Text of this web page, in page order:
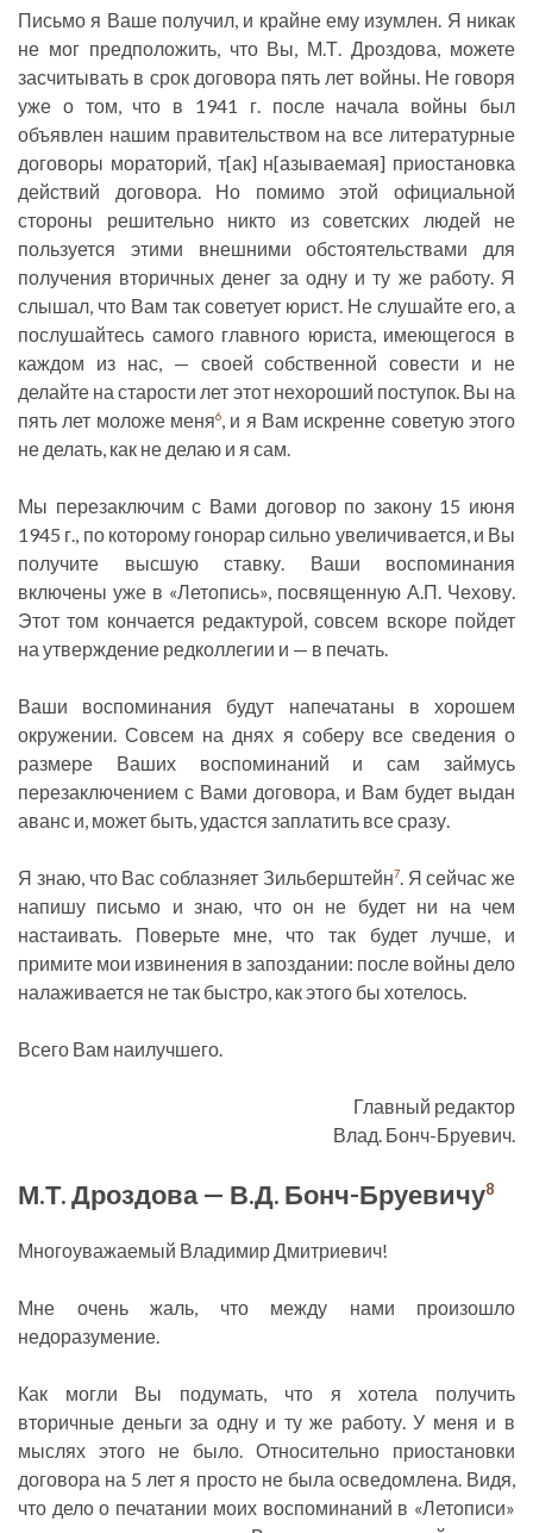
Письмо я Ваше получил, и крайне ему изумлен. Я никак
не мог предположить, что Вы, М.Т. Дроздова, можете
засчитывать в срок договора пять лет войны. Не говоря
уже о том, что в 1941 г. после начала войны был
объявлен нашим правительством на все литературные
договоры мораторий, т[ак] н[азываемая] приостановка
действий договора. Но помимо этой официальной
стороны решительно никто из советских людей не
пользуется этими внешними обстоятельствами для
получения вторичных денег за одну и ту же работу. Я
слышал, что Вам так советует юрист. Не слушайте его, а
послушайтесь самого главного юриста, имеющегося в
каждом из нас, — своей собственной совести и не
делайте на старости лет этот нехороший поступок. Вы на
пять лет моложе меня6, и я Вам искренне советую этого
не делать, как не делаю и я сам.
Мы перезаключим с Вами договор по закону 15 июня
1945 г., по которому гонорар сильно увеличивается, и Вы
получите высшую ставку. Ваши воспоминания
включены уже в «Летопись», посвященную А.П. Чехову.
Этот том кончается редактурой, совсем вскоре пойдет
на утверждение редколлегии и — в печать.
Ваши воспоминания будут напечатаны в хорошем
окружении. Совсем на днях я соберу все сведения о
размере Ваших воспоминаний и сам займусь
перезаключением с Вами договора, и Вам будет выдан
аванс и, может быть, удастся заплатить все сразу.
Я знаю, что Вас соблазняет Зильберштейн7. Я сейчас же
напишу письмо и знаю, что он не будет ни на чем
настаивать. Поверьте мне, что так будет лучше, и
примите мои извинения в запоздании: после войны дело
налаживается не так быстро, как этого бы хотелось.
Всего Вам наилучшего.
Главный редактор
Влад. Бонч-Бруевич.
М.Т. Дроздова — В.Д. Бонч-Бруевичу8
Многоуважаемый Владимир Дмитриевич!
Мне очень жаль, что между нами произошло
недоразумение.
Как могли Вы подумать, что я хотела получить
вторичные деньги за одну и ту же работу. У меня и в
мыслях этого не было. Относительно приостановки
договора на 5 лет я просто не была осведомлена. Видя,
что дело о печатании моих воспоминаний в «Летописи»